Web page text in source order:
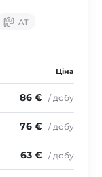
АТ
Ціна
86 € / добу
76 € / добу
63 € / добу